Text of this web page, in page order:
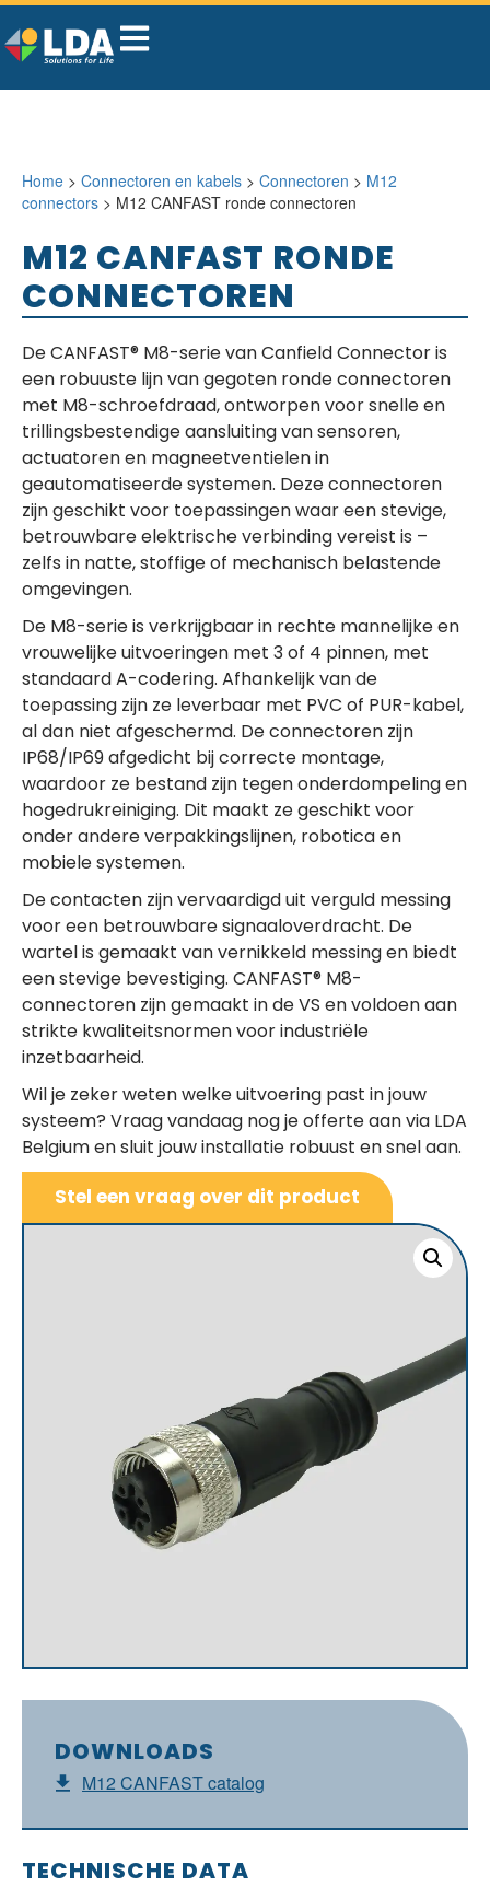
Home > Connectoren en kabels > Connectoren > M12
connectors > M12 CANFAST ronde connectoren
DOWNLOADS
M12 CANFAST catalog
TECHNISCHE DATA
M12 CANFAST RONDE
CONNECTOREN
De CANFAST® M8-serie van Canfield Connector is
een robuuste lijn van gegoten ronde connectoren
met M8-schroefdraad, ontworpen voor snelle en
trillingsbestendige aansluiting van sensoren,
actuatoren en magneetventielen in
geautomatiseerde systemen. Deze connectoren
zijn geschikt voor toepassingen waar een stevige,
betrouwbare elektrische verbinding vereist is –
zelfs in natte, stoffige of mechanisch belastende
omgevingen.
De M8-serie is verkrijgbaar in rechte mannelijke en
vrouwelijke uitvoeringen met 3 of 4 pinnen, met
standaard A-codering. Afhankelijk van de
toepassing zijn ze leverbaar met PVC of PUR-kabel,
al dan niet afgeschermd. De connectoren zijn
IP68/IP69 afgedicht bij correcte montage,
waardoor ze bestand zijn tegen onderdompeling en
hogedrukreiniging. Dit maakt ze geschikt voor
onder andere verpakkingslijnen, robotica en
mobiele systemen.
De contacten zijn vervaardigd uit verguld messing
voor een betrouwbare signaaloverdracht. De
wartel is gemaakt van vernikkeld messing en biedt
een stevige bevestiging. CANFAST® M8-
connectoren zijn gemaakt in de VS en voldoen aan
strikte kwaliteitsnormen voor industriële
inzetbaarheid.
Wil je zeker weten welke uitvoering past in jouw
systeem? Vraag vandaag nog je offerte aan via LDA
Belgium en sluit jouw installatie robuust en snel aan.
Stel een vraag over dit product